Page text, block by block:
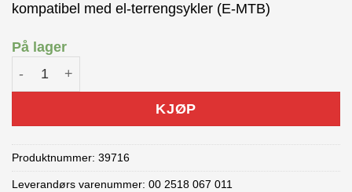
kompatibel med el-terrengsykler (E-MTB)
På lager
KJØP
Produktnummer: 39716
Leverandørs varenummer: 00 2518 067 011